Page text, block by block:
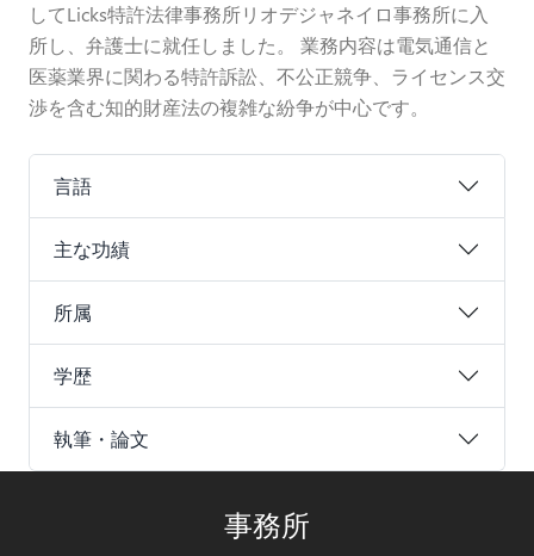
してLicks特許法律事務所リオデジャネイロ事務所に入
所し、弁護士に就任しました。 業務内容は電気通信と
医薬業界に関わる特許訴訟、不公正競争、ライセンス交
渉を含む知的財産法の複雑な紛争が中心です。
言語
主な功績
所属
学歴
執筆・論文
事務所